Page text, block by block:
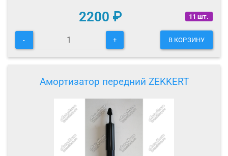
11 шт.
2200 ₽
- + В КОРЗИНУ
Амортизатор передний ZEKKERT